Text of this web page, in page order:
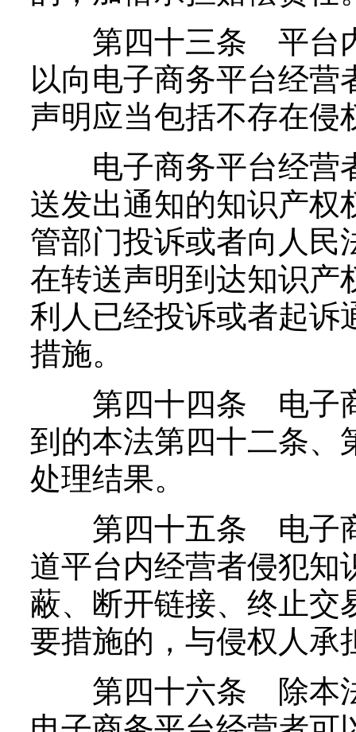
第四十三条 平台内
以向电子商务平台经营
声明应当包括不存在侵
电子商务平台经营
送发出通知的知识产权
管部门投诉或者向人民
在转送声明到达知识产
利人已经投诉或者起诉
措施。
第四十四条 电子商
到的本法第四十二条、
处理结果。
第四十五条 电子商
道平台内经营者侵犯知
蔽、断开链接、终止交
要措施的，与侵权人承
第四十六条 除本法